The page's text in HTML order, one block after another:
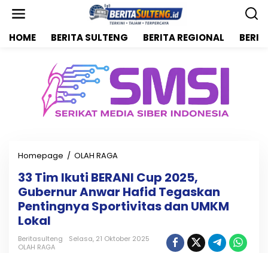
HOME BERITA SULTENG BERITA REGIONAL
Homepage / OLAH RAGA
T
i
m
I
u
33 Tim Ikuti BERANI Cup 2025,
Gubernur Anwar Hafid Tegaskan
Pentingnya Sportivitas dan UMKM
Lokal
Beritasulteng
Selasa, 21 Oktober 2025
OLAH RAGA